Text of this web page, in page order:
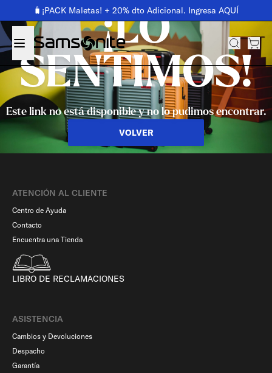
🧳¡PACK Maletas! + 20% dto Adicional. Ingresa AQUÍ
¡LO
SENTIMOS!
Este link no está disponible y no lo pudimos encontrar.
VOLVER
ATENCIÓN AL CLIENTE
Centro de Ayuda
Contacto
Encuentra una Tienda
LIBRO DE RECLAMACIONES
ASISTENCIA
Cambios y Devoluciones
Despacho
Garantía